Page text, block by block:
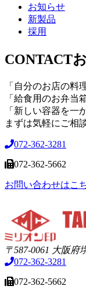
お知らせ
新製品
採用
CONTACT
「自分のお店の料
「給食用のお弁当
「新しい容器を一
まずは気軽にご相
072-362-3281
072-362-5662
お問い合わせはこ
〒587-0061 大阪府
072-362-3281
072-362-5662